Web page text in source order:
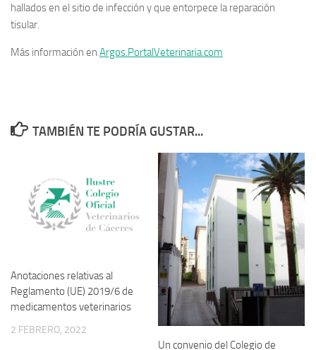
hallados en el sitio de infección y que entorpece la reparación
tisular.
Más información en Argos.PortalVeterinaria.com
TAMBIÉN TE PODRÍA GUSTAR...
Anotaciones relativas al
Reglamento (UE) 2019/6 de
medicamentos veterinarios
2 FEBRERO, 2022
Un convenio del Colegio de